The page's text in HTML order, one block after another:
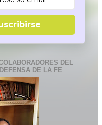
DEL
DE LA FE